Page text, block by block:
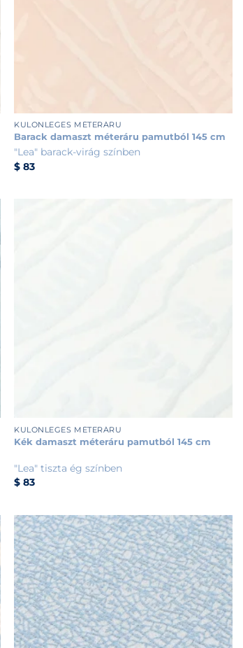
KÜLÖNLEGES MÉTERÁRU
Barack damaszt méteráru pamutból 145 cm
"Lea" barack-virág színben
$ 83
KÜLÖNLEGES MÉTERÁRU
Kék damaszt méteráru pamutból 145 cm
"Lea" tiszta ég színben
$ 83